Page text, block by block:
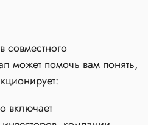
совместного
может помочь вам понять,
включает